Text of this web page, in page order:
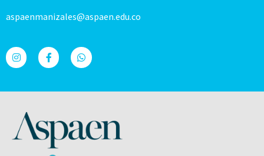
aspaenmanizales@aspaen.edu.co